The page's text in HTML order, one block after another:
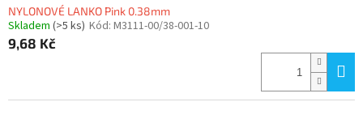
NYLONOVÉ LANKO Pink 0.38mm
Skladem (>5 ks) Kód: M3111-00/38-001-10
9,68 Kč